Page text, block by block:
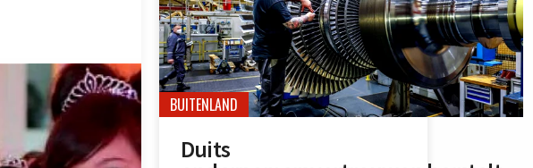
BUITENLAND
Duits